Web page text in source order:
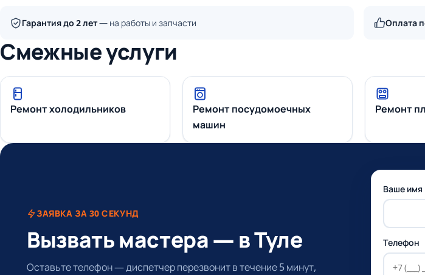
Гарантия до 2 лет— на работы и запчасти Оплата
Смежные услуги
Ремонт холодильников
Ремонт посудомоечных
машин
Ремонт
ЗАЯВКА ЗА 30 СЕКУНД
Вызвать мастера — в Туле
Оставьте телефон — диспетчер перезвонит в течение 5 минут,
Ваше имя
Телефон